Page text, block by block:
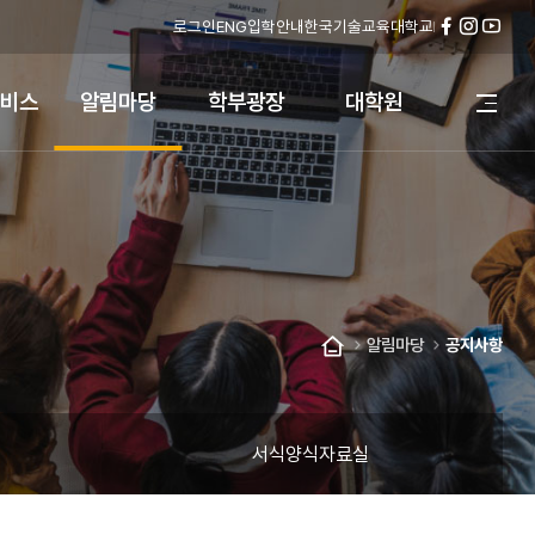
로그인ENG입학안내한국기술교육대학교
페
스
북
인
스
타
그
램
유
브
스 알림마당 학부광장 대학원
전
체
메
뉴
열
홈
알림마당 공지사항
서식양식자료실